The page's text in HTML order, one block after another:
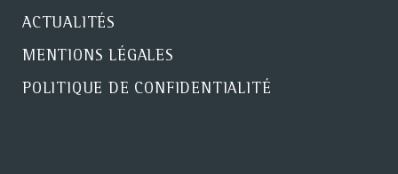
ACTUALITÉS
MENTIONS LÉGALES
POLITIQUE DE CONFIDENTIALITÉ